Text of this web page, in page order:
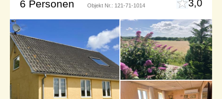
6 Personen Objekt Nr.: 121-71-1014 3,0